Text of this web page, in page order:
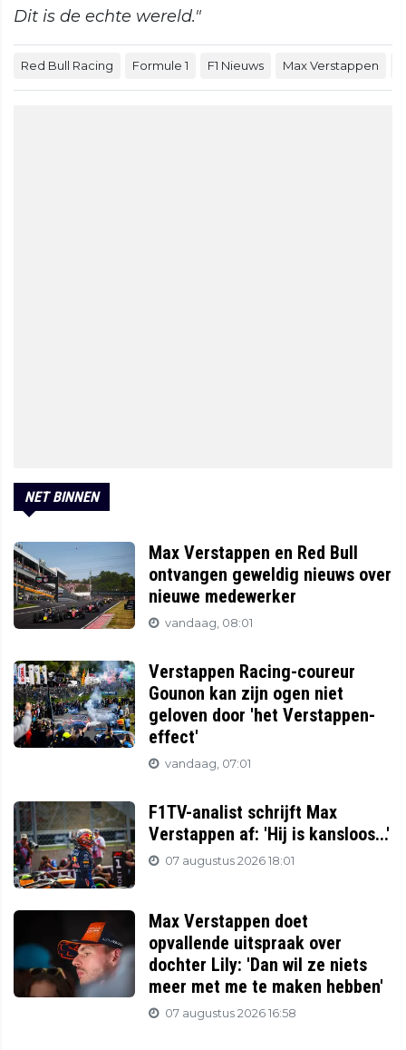
Dit is de echte wereld."
Red Bull Racing Formule 1 F1 Nieuws Max Verstappen
NET BINNEN
Max Verstappen en Red Bull
ontvangen geweldig nieuws over
nieuwe medewerker
vandaag, 08:01
Verstappen Racing-coureur
Gounon kan zijn ogen niet
geloven door 'het Verstappen-
effect'
vandaag, 07:01
F1TV-analist schrijft Max
Verstappen af: 'Hij is kansloos...'
07 augustus 2026 18:01
Max Verstappen doet
opvallende uitspraak over
dochter Lily: 'Dan wil ze niets
meer met me te maken hebben'
07 augustus 2026 16:58